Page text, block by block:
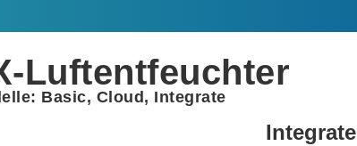
Luftentfeuchter
Basic, Cloud, Integrate
Integrate